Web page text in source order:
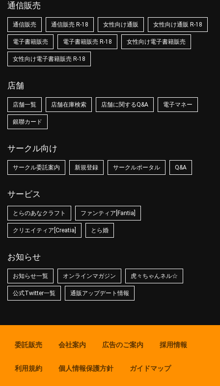
通信販売
通信販売 通信販売 R-18 女性向け通販 女性向け通販 R-18
電子書籍販売 電子書籍販売 R-18 女性向け電子書籍販売
女性向け電子書籍販売 R-18
店舗
店舗一覧 店舗在庫検索 店舗に関するQ&A 電子マネー
銀聯カード
サークル向け
サークル委託案内 新規登録 サークルポータル Q&A
サービス
とらのあなクラフト ファンティア[Fantia]
クリエイティア[Creatia] とら婚
お知らせ
お知らせ一覧 オンラインマガジン 虎々ちゃんネル☆
公式Twitter一覧 通販アップデート情報
委託販売 会社案内 広告のご案内 採用情報
利用規約 個人情報保護方針 ガイドマップ